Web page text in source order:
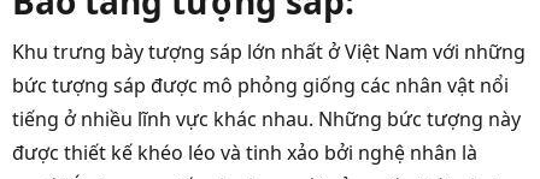
Khu trưng bày tượng sáp lớn nhất ở Việt Nam với những
bức tượng sáp được mô phỏng giống các nhân vật nổi
tiếng ở nhiều lĩnh vực khác nhau. Những bức tượng này
được thiết kế khéo léo và tinh xảo bởi nghệ nhân là